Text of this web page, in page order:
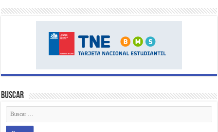
Buscar